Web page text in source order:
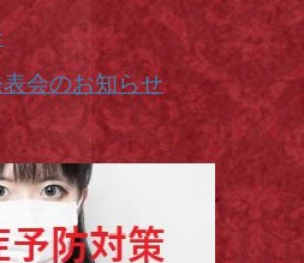
会のお知らせ